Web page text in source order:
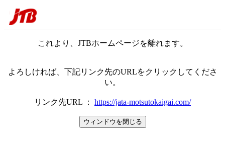
これより、JTBホームページを離れます。
よろしければ、下記リンク先のURLをクリックしてくださ
い。
リンク先URL ： https://jata-motsutokaigai.com/